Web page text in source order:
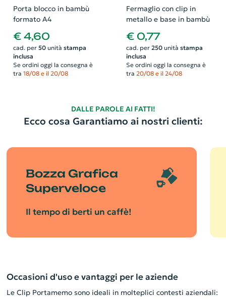
Porta blocco in bambù
formato A4
€ 4,60
cad. per 50unità stampa
inclusa
Se ordini oggi la consegna è
tra 18/08 e il 20/08
Fermaglio con clip in
metallo e base in bambù
€ 0,77
cad. per 250unità stampa
inclusa
Se ordini oggi la consegna è
tra 20/08 e il 24/08
DALLE PAROLE AI FATTI!
Ecco cosa Garantiamo ai nostri clienti:
Bozza Grafica
Superveloce
Il tempo di berti un caffè!
Occasioni d'uso e vantaggi per le aziende
Le Clip Portamemo sono ideali in molteplici contesti aziendali: